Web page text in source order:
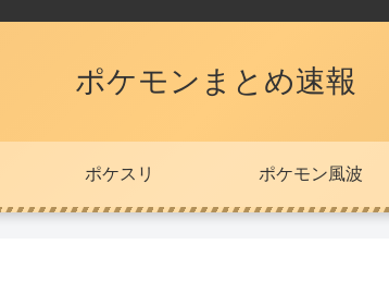
ポケモンまとめ速報
ポケスリ ポケモン風波